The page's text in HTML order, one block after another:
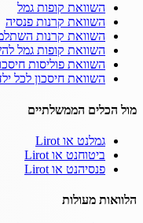
השוואת קופות גמל
השוואת קרנות פנסיה
השוואת קרנות
השוואת קופות גמל
השוואת פוליסות
השוואת חיסכון לכל
מול הכלים הממשלתיים
גמלנט או Lirot
ביטוחנט או Lirot
פנסיהנט או Lirot
הלוואות מעולות